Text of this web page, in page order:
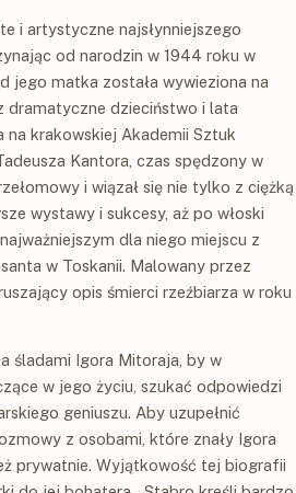
i artystyczne najsłynniejszego
od narodzin w 1944 roku w
jego matka została wywieziona na
dramatyczne dzieciństwo i lata
na krakowskiej Akademii Sztuk
Kantora, czas spędzony w
i wiązał się nie tylko z ciężką
wystawy i sukcesy, aż po włoski
dla niego miejscu z
w Toskanii. Malowany przez
opis śmierci rzeźbiarza w roku
śladami Igora Mitoraja, by w
w jego życiu, szukać odpowiedzi
geniuszu. Aby uzupełnić
z osobami, które znały Igora
prywatnie. Wyjątkowość tej biografii